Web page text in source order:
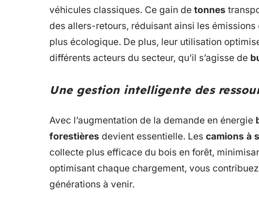
véhicules classiques. Ce gain de tonnes
des allers-retours, réduisant ainsi les
plus écologique. De plus, leur utilisation
différents acteurs du secteur, qu’il s’agisse de
Une gestion intelligente des
Avec l’augmentation de la demande en énergie
forestières devient essentielle. Les camions à
collecte plus efficace du bois en forêt,
optimisant chaque chargement, vous
générations à venir.